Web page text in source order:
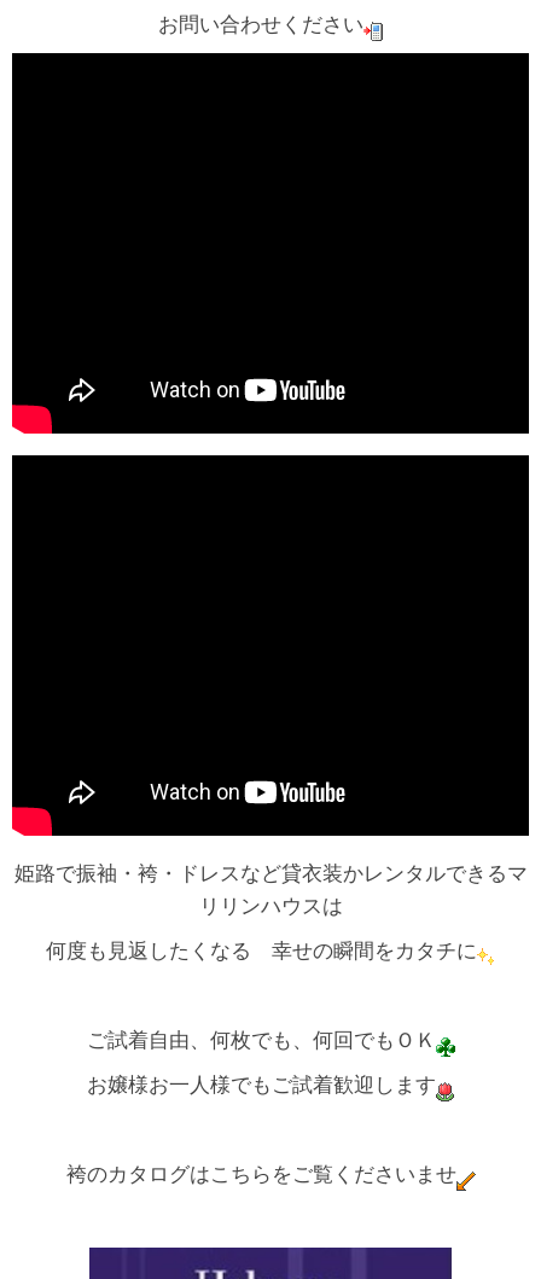
お問い合わせください
姫路で振袖・袴・ドレスなど貸衣装かレンタルできるマ
リリンハウスは
何度も見返したくなる 幸せの瞬間をカタチに
ご試着自由、何枚でも、何回でもＯＫ
お嬢様お一人様でもご試着歓迎します
袴のカタログはこちらをご覧くださいませ